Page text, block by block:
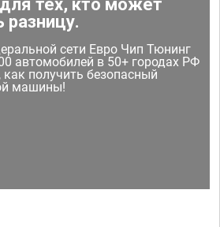
тех, кто может
разницу.
сети Евро Чип Тюнинг
автомобилей в 50+ городах РФ
получить безопасный
машины!